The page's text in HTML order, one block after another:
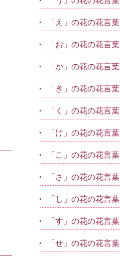
「え」の花の花言葉
「お」の花の花言葉
「か」の花の花言葉
「き」の花の花言葉
「く」の花の花言葉
「け」の花の花言葉
「こ」の花の花言葉
「さ」の花の花言葉
「し」の花の花言葉
「す」の花の花言葉
「せ」の花の花言葉